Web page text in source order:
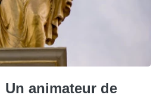
Un animateur de